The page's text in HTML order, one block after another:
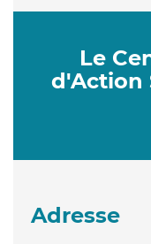
Le
d'Action
Adresse